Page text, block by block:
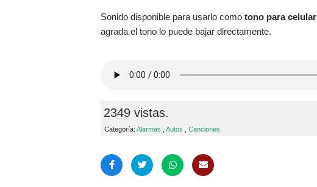
Sonido disponible para usarlo como tono para celular
agrada el tono lo puede bajar directamente.
2349 vistas.
Categoría: Alarmas Autos Canciones